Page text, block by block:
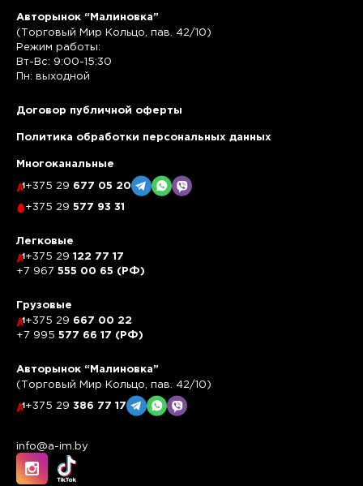
Авторынок “Малиновка”
(Торговый Мир Кольцо, пав. 42/10)
Режим работы:
Вт-Вс: 9:00-15:30
Пн: выходной
Договор публичной оферты
Политика обработки персональных данных
Многоканальные
+375 29 677 05 20
+375 29 577 93 31
Легковые
+375 29 122 77 17
+7 967 555 00 65 (РФ)
Грузовые
+375 29 667 00 22
+7 995 577 66 17 (РФ)
Авторынок “Малиновка”
(Торговый Мир Кольцо, пав. 42/10)
+375 29 386 77 17
info@a-im.by